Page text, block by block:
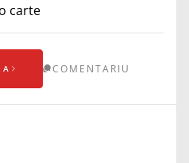
carte
COMENTARIU